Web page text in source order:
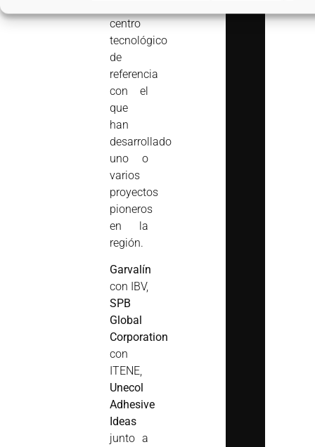
centro
tecnológico
de
referencia
con el
que
han
desarrollado
uno o
varios
proyectos
pioneros
en la
región.
Garvalín
con IBV,
SPB
Global
Corporation
con
ITENE,
Unecol
Adhesive
Ideas
junto a